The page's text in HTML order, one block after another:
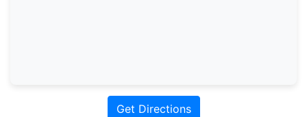
Get Directions